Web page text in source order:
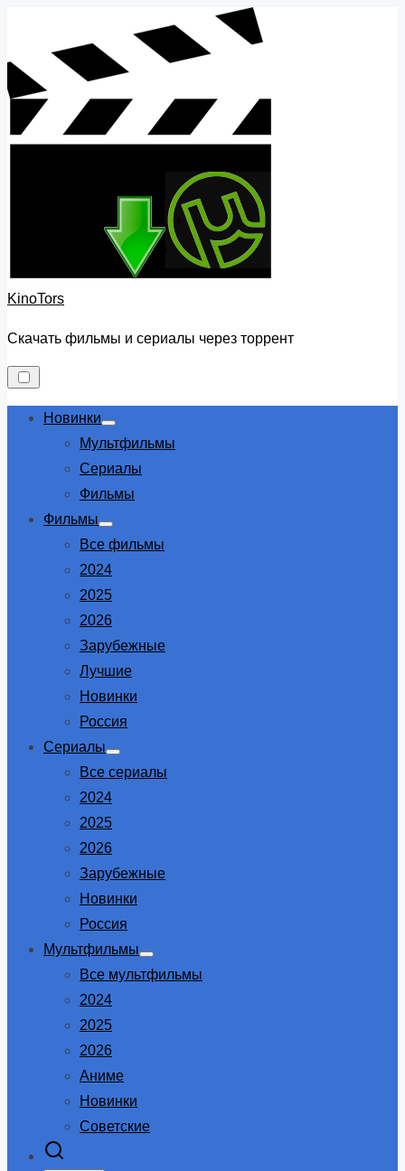
content
KinoTors
Скачать фильмы и сериалы через торрент
Новинки
Show
sub
Мультфильмы
Сериалы
Фильмы
Фильмы
Show
sub
Все фильмы
2024
2025
2026
Зарубежные
Лучшие
Новинки
Россия
Сериалы
Show
sub
Все сериалы
2024
2025
2026
Зарубежные
Новинки
Россия
Мультфильмы
Show
sub
Все мультфильмы
2024
2025
2026
Аниме
Новинки
Советские